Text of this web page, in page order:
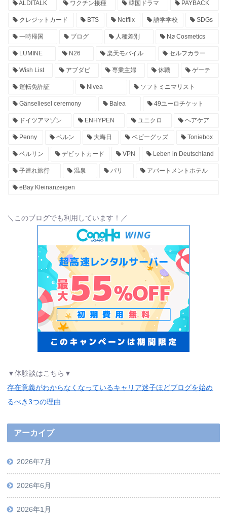
ALDITALK ワクチン接種 韓国ドラマ PAYBACK
クレジットカード BTS Netflix 語学学校 SDGs
一時帰国 ブログ 人種差別 Nø Cosmetics
LUMINE N26 楽天モバイル セルフカラー
Wish List アブダビ 専業主婦 休職 ゲーテ
運転免許証 Nivea ソフトミニマリスト
Gänseliesel ceremony Balea 49ユーロチケット
ドイツアマゾン ENHYPEN ユニクロ ヘアケア
Penny ベルン 大晦日 ベビーグッズ Toniebox
ベルリン デビットカード VPN Leben in Deutschland
子連れ旅行 温泉 パリ アパートメントホテル
eBay Kleinanzeigen
＼このブログでも利用しています！／
▼体験談はこちら▼
存在意義がわからなくなっているキャリア迷子ほどブログを始め
るべき3つの理由
アーカイブ
2026年7月
2026年6月
2026年1月